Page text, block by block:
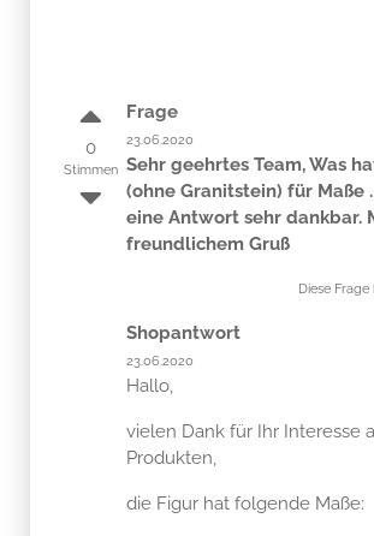
0
Stimmen
Frage
23.06.2020
Sehr geehrtes Team, Was
(ohne Granitstein) für Maße
eine Antwort sehr dankbar.
freundlichem Gruß
Diese
Shopantwort
23.06.2020
Hallo,
vielen Dank für Ihr Interesse
Produkten,
die Figur hat folgende Maße: